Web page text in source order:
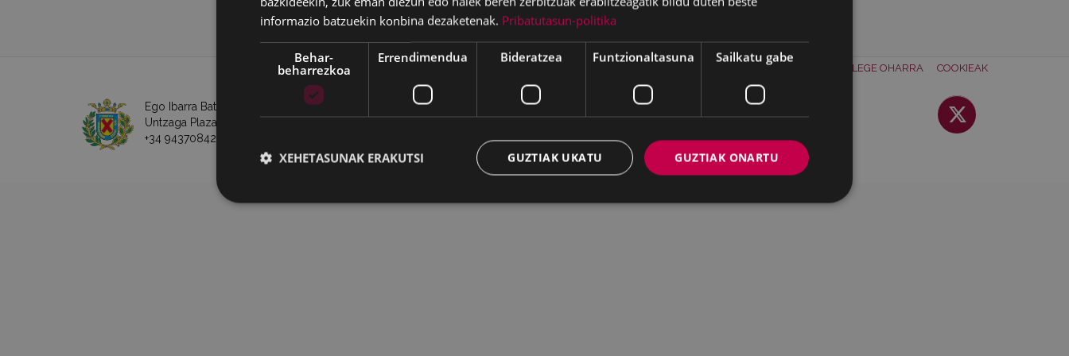
LEGE OHARRA COOKIEAK
Ego Ibarra Batzordea - Eibarko Udala
Untzaga Plaza - 20600 Eibar
+34 943708421 -
informazio batzuekin konbina dezaketenak. Pribatutasun-politika
Behar-
beharrezkoa
Errendimendua Bideratzea Funtzionaltasuna Sailkatu gabe
GUZTIAK ONARTU
GUZTIAK UKATU
XEHETASUNAK ERAKUTSI